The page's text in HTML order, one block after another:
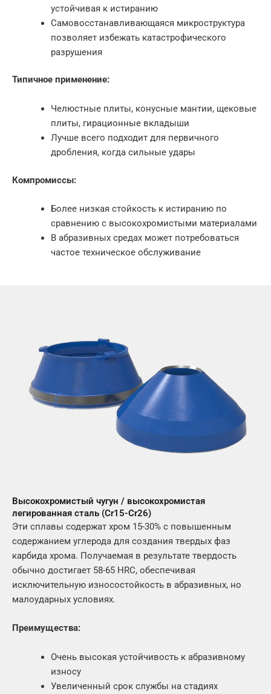
устойчивая к истиранию
Самовосстанавливающаяся микроструктура
позволяет избежать катастрофического
разрушения
Типичное применение:
Челюстные плиты, конусные мантии, щековые
плиты, гирационные вкладыши
Лучше всего подходит для первичного
дробления, когда сильные удары
Компромиссы:
Более низкая стойкость к истиранию по
сравнению с высокохромистыми материалами
В абразивных средах может потребоваться
частое техническое обслуживание
Высокохромистый чугун / высокохромистая
легированная сталь (Cr15-Cr26)
Эти сплавы содержат хром 15-30% с повышенным
содержанием углерода для создания твердых фаз
карбида хрома. Получаемая в результате твердость
обычно достигает 58-65 HRC, обеспечивая
исключительную износостойкость в абразивных, но
малоударных условиях.
Преимущества:
Очень высокая устойчивость к абразивному
износу
Увеличенный срок службы на стадиях